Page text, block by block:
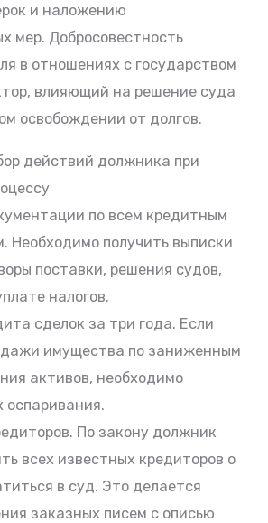
и наложению
мер. Добросовестность
в отношениях с государством
влияющий на решение суда
освобождении от долгов.
действий должника при
по всем кредитным
Необходимо получить выписки
поставки, решения судов,
налогов.
сделок за три года. Если
имущества по заниженным
активов, необходимо
оспаривания.
По закону должник
всех известных кредиторов о
в суд. Это делается
заказных писем с описью